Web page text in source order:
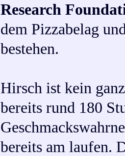
Research
dem Pizzabelag
bestehen.
Hirsch ist kein
bereits rund 180
bereits am laufen.